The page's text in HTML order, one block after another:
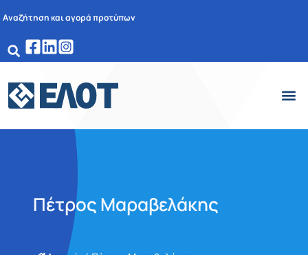
Αναζήτηση και αγορά προτύπων
Πέτρος Μαραβελάκης